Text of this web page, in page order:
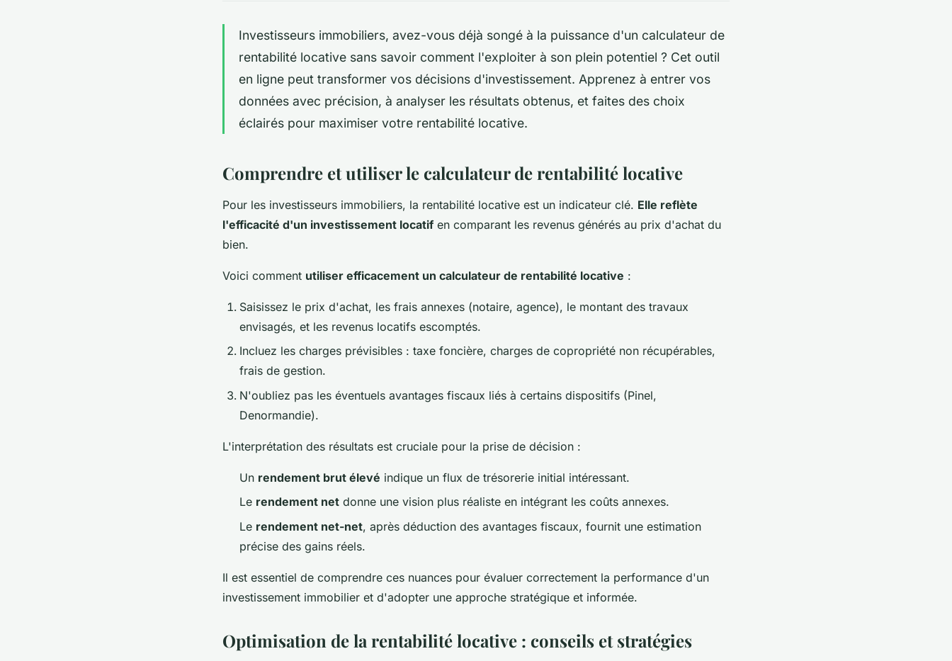
Investisseurs immobiliers, avez-vous déjà songé à la puissance d'un calculateur de
rentabilité locative sans savoir comment l'exploiter à son plein potentiel ? Cet outil
en ligne peut transformer vos décisions d'investissement. Apprenez à entrer vos
données avec précision, à analyser les résultats obtenus, et faites des choix
éclairés pour maximiser votre rentabilité locative.
Comprendre et utiliser le calculateur de rentabilité locative
Pour les investisseurs immobiliers, la rentabilité locative est un indicateur clé. Elle reflète
l'efficacité d'un investissement locatif en comparant les revenus générés au prix d'achat du
bien.
Voici comment utiliser efficacement un calculateur de rentabilité locative :
Saisissez le prix d'achat, les frais annexes (notaire, agence), le montant des travaux
envisagés, et les revenus locatifs escomptés.
Incluez les charges prévisibles : taxe foncière, charges de copropriété non récupérables,
frais de gestion.
N'oubliez pas les éventuels avantages fiscaux liés à certains dispositifs (Pinel,
Denormandie).
L'interprétation des résultats est cruciale pour la prise de décision :
Un rendement brut élevé indique un flux de trésorerie initial intéressant.
Le rendement net donne une vision plus réaliste en intégrant les coûts annexes.
Le rendement net-net, après déduction des avantages fiscaux, fournit une estimation
précise des gains réels.
Il est essentiel de comprendre ces nuances pour évaluer correctement la performance d'un
investissement immobilier et d'adopter une approche stratégique et informée.
Optimisation de la rentabilité locative : conseils et stratégies